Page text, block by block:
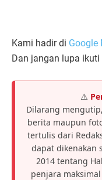
Kami hadir di Google
Dan jangan lupa ikuti
⚠️
Dilarang
berita maupun
tertulis dari
dapat dikenakan
2014 tentang
penjara